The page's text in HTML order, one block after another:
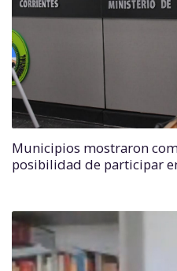
Municipios mostraron
posibilidad de participar